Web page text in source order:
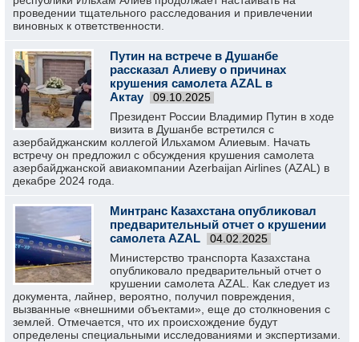
проведении тщательного расследования и привлечении
виновных к ответственности.
Путин на встрече в Душанбе
рассказал Алиеву о причинах
крушения самолета AZAL в
Актау
09.10.2025
Президент России Владимир Путин в ходе
визита в Душанбе встретился с
азербайджанским коллегой Ильхамом Алиевым. Начать
встречу он предложил с обсуждения крушения самолета
азербайджанской авиакомпании Azerbaijan Airlines (AZAL) в
декабре 2024 года.
Минтранс Казахстана опубликовал
предварительный отчет о крушении
самолета AZAL
04.02.2025
Министерство транспорта Казахстана
опубликовало предварительный отчет о
крушении самолета AZAL. Как следует из
документа, лайнер, вероятно, получил повреждения,
вызванные «внешними объектами», еще до столкновения с
землей. Отмечается, что их происхождение будут
определены специальными исследованиями и экспертизами.